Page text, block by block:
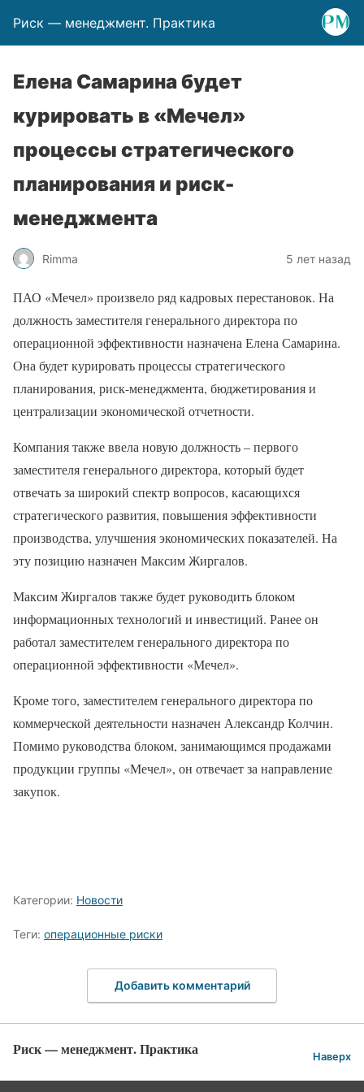
Риск — менеджмент. Практика
Елена Самарина будет
курировать в «Мечел»
процессы стратегического
планирования и риск-
менеджмента
Rimma 5 лет назад
ПАО «Мечел» произвело ряд кадровых перестановок. На
должность заместителя генерального директора по
операционной эффективности назначена Елена Самарина.
Она будет курировать процессы стратегического
планирования, риск-менеджмента, бюджетирования и
централизации экономической отчетности.
Компания также ввела новую должность – первого
заместителя генерального директора, который будет
отвечать за широкий спектр вопросов, касающихся
стратегического развития, повышения эффективности
производства, улучшения экономических показателей. На
эту позицию назначен Максим Жиргалов.
Максим Жиргалов также будет руководить блоком
информационных технологий и инвестиций. Ранее он
работал заместителем генерального директора по
операционной эффективности «Мечел».
Кроме того, заместителем генерального директора по
коммерческой деятельности назначен Александр Колчин.
Помимо руководства блоком, занимающимся продажами
продукции группы «Мечел», он отвечает за направление
закупок.
Категории: Новости
Теги: операционные риски
Добавить комментарий
Риск — менеджмент. Практика Наверх